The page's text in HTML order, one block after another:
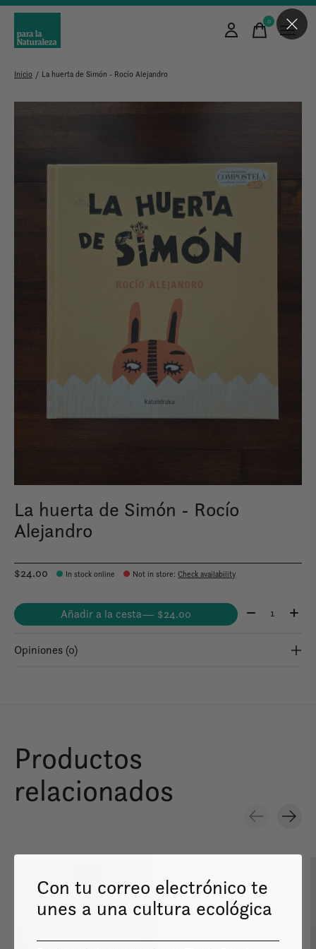
0items
Inicio / La huerta de Simón - Rocío Alejandro
La huerta de Simón - Rocío
Alejandro
$24.00 In stock online Not in store:Check availability
Añadir a la cesta — $24.00 Cantidad:
Opiniones (0)
Productos
relacionados
Image coming
Con tu correo electrónico te
unes a una cultura ecológica